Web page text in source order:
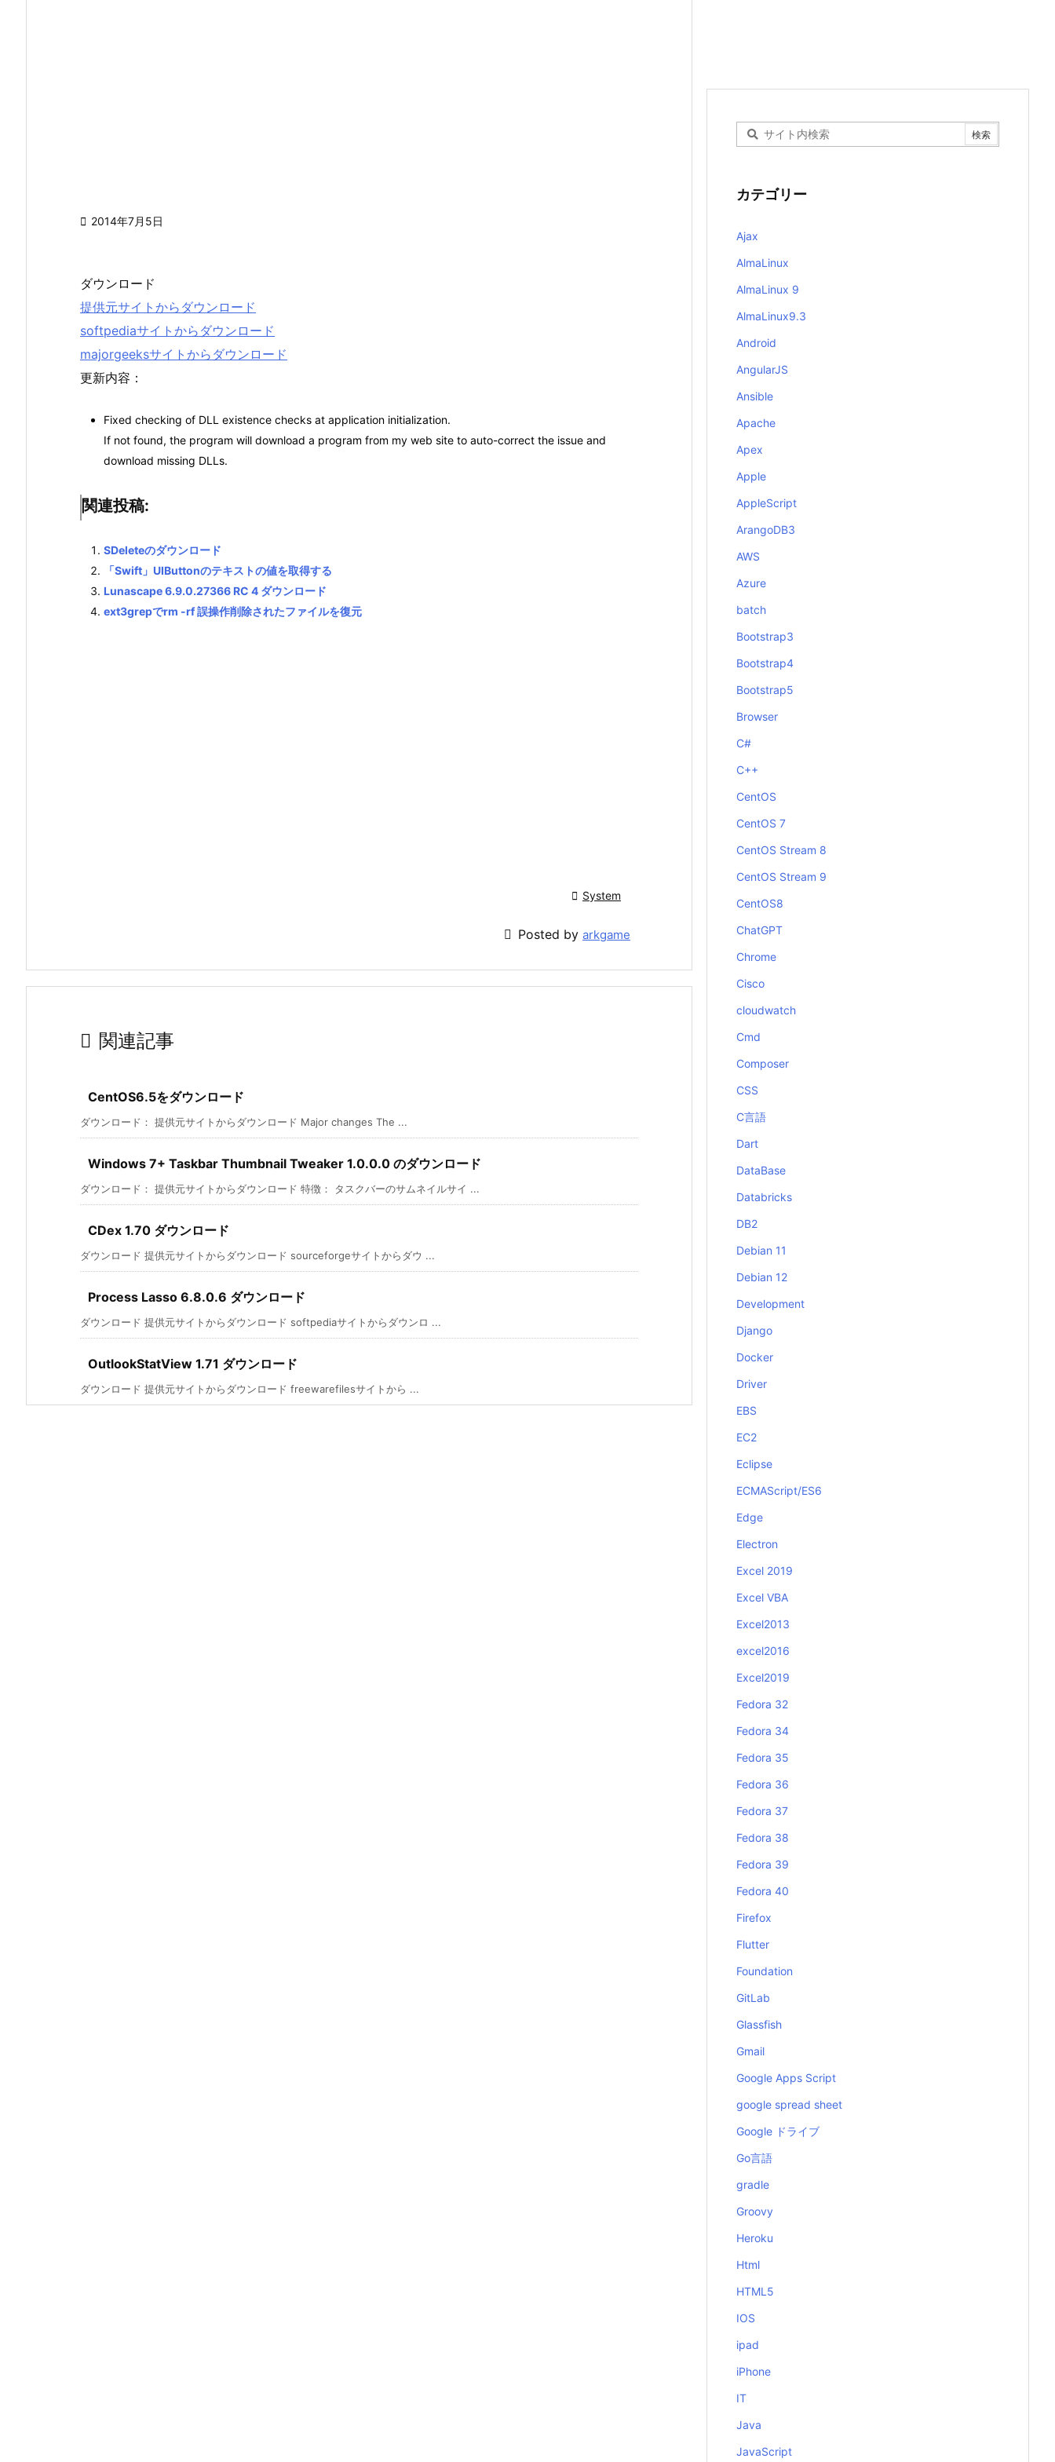
 2014年7月5日
ダウンロード
提供元サイトからダウンロード
softpediaサイトからダウンロード
majorgeeksサイトからダウンロード
更新内容：
Fixed checking of DLL existence checks at application initialization.
If not found, the program will download a program from my web site to auto-correct the issue and
download missing DLLs.
関連投稿:
SDeleteのダウンロード
「Swift」UIButtonのテキストの値を取得する
Lunascape 6.9.0.27366 RC 4 ダウンロード
ext3grepでrm -rf 誤操作削除されたファイルを復元
 System
 Posted by arkgame
 関連記事
CentOS6.5をダウンロード
ダウンロード： 提供元サイトからダウンロード Major changes The ...
Windows 7+ Taskbar Thumbnail Tweaker 1.0.0.0 のダウンロード
ダウンロード： 提供元サイトからダウンロード 特徴： タスクバーのサムネイルサイ ...
CDex 1.70 ダウンロード
ダウンロード 提供元サイトからダウンロード sourceforgeサイトからダウ ...
Process Lasso 6.8.0.6 ダウンロード
ダウンロード 提供元サイトからダウンロード softpediaサイトからダウンロ ...
OutlookStatView 1.71 ダウンロード
ダウンロード 提供元サイトからダウンロード freewarefilesサイトから ...
カテゴリー
Ajax
AlmaLinux
AlmaLinux 9
AlmaLinux9.3
Android
AngularJS
Ansible
Apache
Apex
Apple
AppleScript
ArangoDB3
AWS
Azure
batch
Bootstrap3
Bootstrap4
Bootstrap5
Browser
C#
C++
CentOS
CentOS 7
CentOS Stream 8
CentOS Stream 9
CentOS8
ChatGPT
Chrome
Cisco
cloudwatch
Cmd
Composer
CSS
C言語
Dart
DataBase
Databricks
DB2
Debian 11
Debian 12
Development
Django
Docker
Driver
EBS
EC2
Eclipse
ECMAScript/ES6
Edge
Electron
Excel 2019
Excel VBA
Excel2013
excel2016
Excel2019
Fedora 32
Fedora 34
Fedora 35
Fedora 36
Fedora 37
Fedora 38
Fedora 39
Fedora 40
Firefox
Flutter
Foundation
GitLab
Glassfish
Gmail
Google Apps Script
google spread sheet
Google ドライブ
Go言語
gradle
Groovy
Heroku
Html
HTML5
IOS
ipad
iPhone
IT
Java
JavaScript